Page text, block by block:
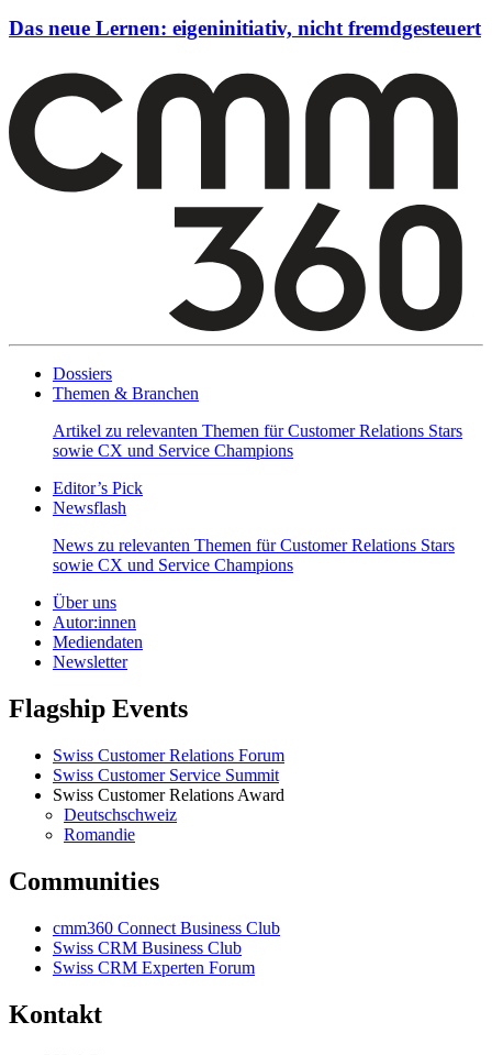
Das neue Lernen: eigeninitiativ, nicht fremdgesteuert
Dossiers
Themen & Branchen
Artikel zu relevanten Themen für Customer Relations Stars
sowie CX und Service Champions
Editor’s Pick
Newsflash
News zu relevanten Themen für Customer Relations Stars
sowie CX und Service Champions
Über uns
Autor:innen
Mediendaten
Newsletter
Flagship Events
Swiss Customer Relations Forum
Swiss Customer Service Summit
Swiss Customer Relations Award
Deutschschweiz
Romandie
Communities
cmm360 Connect Business Club
Swiss CRM Business Club
Swiss CRM Experten Forum
Kontakt